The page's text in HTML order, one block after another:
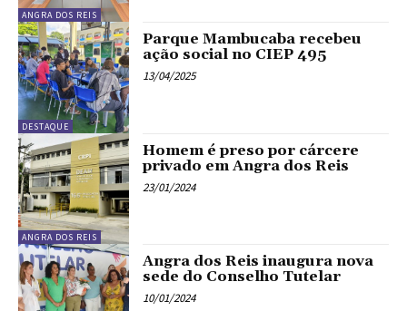
ANGRA DOS REIS
DESTAQUE
Parque Mambucaba recebeu
ação social no CIEP 495
13/04/2025
ANGRA DOS REIS
Homem é preso por cárcere
privado em Angra dos Reis
23/01/2024
Angra dos Reis inaugura nova
sede do Conselho Tutelar
10/01/2024